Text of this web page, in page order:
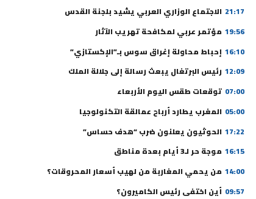
21:17 الاجتماع الوزاري العربي يشيد بلجنة القدس
19:56 مؤتمر عربي لمكافحة تهريب الآثار
16:10 إحباط محاولة إغراق سوس بـ”الإكستازي”
12:09 رئيس البرتغال يبعث رسالة إلى جلالة الملك
07:00 توقعات طقس اليوم الأربعاء
05:00 المغرب يطارد أرباح عمالقة التكنولوجيا
17:22 الحوثيون يعلنون ضرب “هدف حساس”
16:15 موجة حر لـ3 أيام بعدة مناطق
14:00 من يحمي المغاربة من لهيب أسعار المحروقات؟
09:57 أين اختفى رئيس الكاميرون؟